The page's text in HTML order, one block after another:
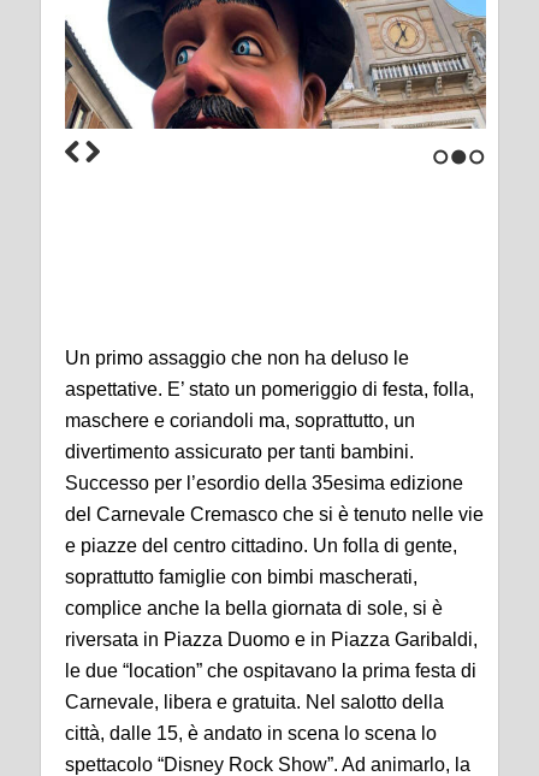
Un primo assaggio che non ha deluso le
aspettative. E’ stato un pomeriggio di festa, folla,
maschere e coriandoli ma, soprattutto, un
divertimento assicurato per tanti bambini.
Successo per l’esordio della 35esima edizione
del Carnevale Cremasco che si è tenuto nelle vie
e piazze del centro cittadino. Un folla di gente,
soprattutto famiglie con bimbi mascherati,
complice anche la bella giornata di sole, si è
riversata in Piazza Duomo e in Piazza Garibaldi,
le due “location” che ospitavano la prima festa di
Carnevale, libera e gratuita. Nel salotto della
città, dalle 15, è andato in scena lo scena lo
spettacolo “Disney Rock Show”. Ad animarlo, la